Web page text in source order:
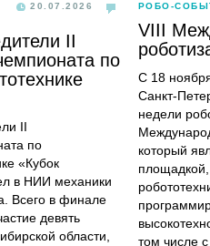
20.07.2026
II
по
II
по
«Кубок
в НИИ механики
Всего в финале
девять
области,
РОБО-
VIII
С 18
Санкт-
недели
который
том числе